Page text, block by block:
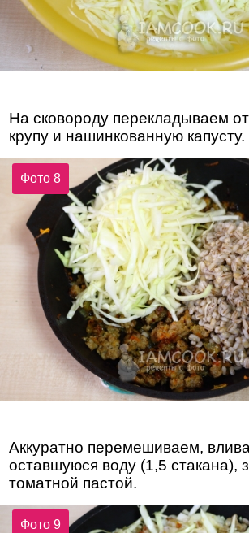
На сковороду перекладываем
крупу и нашинкованную капусту.
Фото 8
Аккуратно перемешиваем,
оставшуюся воду (1,5 стакана),
томатной пастой.
Фото 9